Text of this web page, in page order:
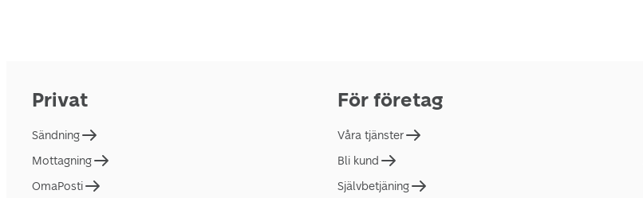
Privat
Sändning
Mottagning
OmaPosti
För företag
Våra tjänster
Bli kund
Självbetjäning